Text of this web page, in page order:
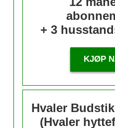
+ 3
KJØP
Hvaler
(Hvaler